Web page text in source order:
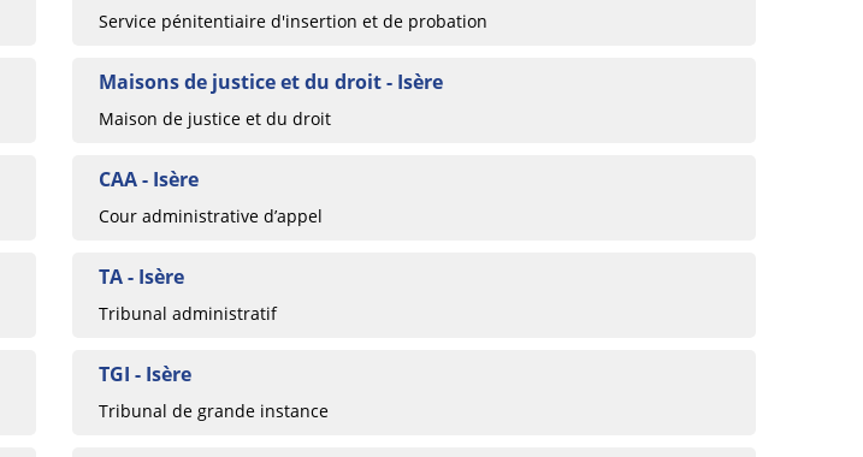
Service pénitentiaire d'insertion et de probation
Maisons de justice et du droit - Isère
Maison de justice et du droit
CAA - Isère
Cour administrative d’appel
TA - Isère
Tribunal administratif
TGI - Isère
Tribunal de grande instance